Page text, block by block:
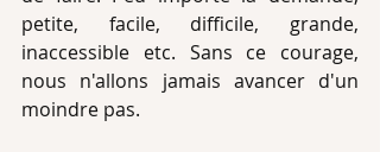
petite, facile, difficile, grande,
inaccessible etc. Sans ce courage,
nous n'allons jamais avancer d'un
moindre pas.